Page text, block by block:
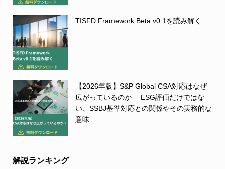
TISFD Framework Beta v0.1を読み解く
【2026年版】S&P Global CSA対応はなぜ
広がっているのか― ESG評価だけではな
い、SSBJ基準対応との関係やその実務的な
意味 ―
解説ランキング